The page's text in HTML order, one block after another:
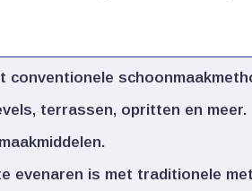
conventionele
terrassen, opritten en meer.​
evenaren is met traditionele